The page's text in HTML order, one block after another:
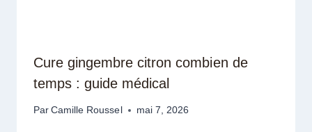
Cure gingembre citron combien de
temps : guide médical
Par Camille Roussel mai 7, 2026